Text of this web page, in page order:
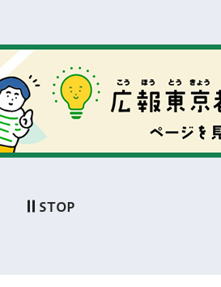
示次のスライドを表示
STOP